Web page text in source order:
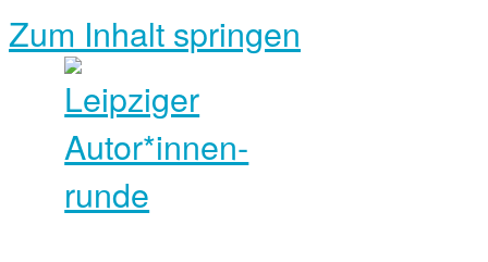
Zum Inhalt springen